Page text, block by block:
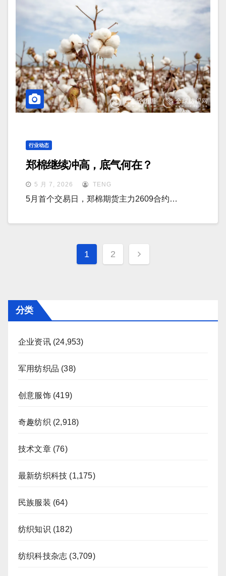
行业动态
郑棉继续冲高，底气何在？
5 月 7, 2026 TENG
5月首个交易日，郑棉期货主力2609合约…
文
章
1 2
分类
企业资讯(24,953)
军用纺织品 (38)
创意服饰(419)
奇趣纺织 (2,918)
技术文章(76)
最新纺织科技 (1,175)
民族服装 (64)
纺织知识 (182)
纺织科技杂志 (3,709)